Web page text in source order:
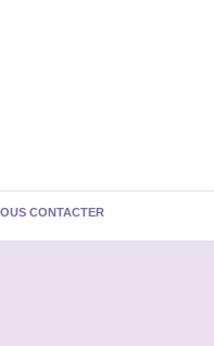
CONTACTER